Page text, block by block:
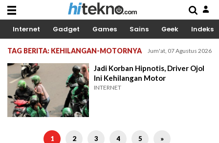
Internet Gadget Games Sains Geek Indeks
TAG BERITA: KEHILANGAN-MOTORNYA Jum'at, 07 Agustus 2026
Jadi Korban Hipnotis, Driver Ojol
Ini Kehilangan Motor
INTERNET
1 2 3 4 5 »